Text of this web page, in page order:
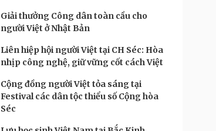
Giải thưởng Công dân toàn cầu cho
người Việt ở Nhật Bản
Liên hiệp hội người Việt tại CH Séc: Hòa
nhịp công nghệ, giữ vững cốt cách Việt
Cộng đồng người Việt tỏa sáng tại
Festival các dân tộc thiểu số Cộng hòa
Séc